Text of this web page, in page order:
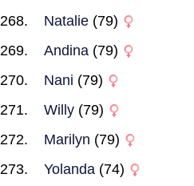
Natalie (79)
Andina (79)
Nani (79)
Willy (79)
Marilyn (79)
Yolanda (74)